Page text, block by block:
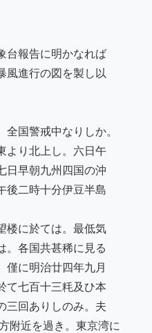
台報告に明かなれば
風進行の図を製し以
国警戒中なりしか。
より北上し。六日午
日早朝九州四国の沖
後二時十分伊豆半島
楼に於ては。最低気
。各国共甚稀に見る
僅に明治廿四年九月
て七百十三粍及ひ本
三回ありしのみ。夫
附近を過き。東京湾に